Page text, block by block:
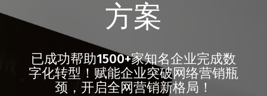
方案
已成功帮助1500+家知名企业完成数
字化转型！赋能企业突破网络营销瓶
颈，开启全网营销新格局！